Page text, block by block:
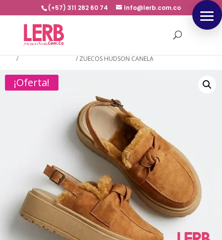
(+57) 311 282 60 74 Info@lerb.com.co
/ / ZUECOS HUDSON CANELA
¡Oferta!